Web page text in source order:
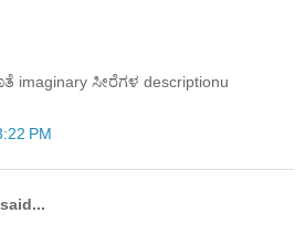
imaginary ಸೀರೆಗಳ descriptionu
PM
said...